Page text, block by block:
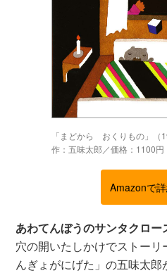
「まどから おくりもの」（
作：五味太郎／価格：1100円
Amazonで
あわてんぼうのサンタクロ
穴の開いたしかけでストー
んぎょがにげた」の五味太